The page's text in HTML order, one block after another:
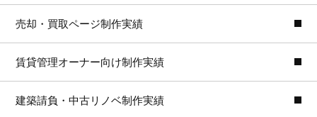
売却・買取ページ制作実績
賃貸管理オーナー向け制作実績
建築請負・中古リノベ制作実績